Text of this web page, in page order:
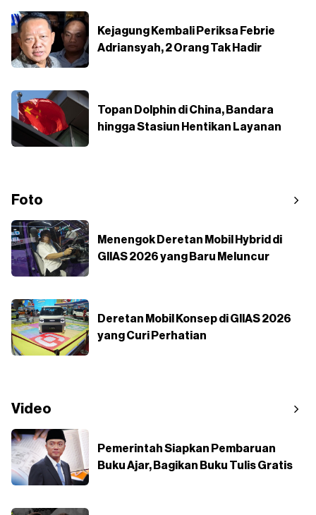
Kejagung Kembali Periksa Febrie
Adriansyah, 2 Orang Tak Hadir
Topan Dolphin di China, Bandara
hingga Stasiun Hentikan Layanan
Foto
Menengok Deretan Mobil Hybrid di
GIIAS 2026 yang Baru Meluncur
Deretan Mobil Konsep di GIIAS 2026
yang Curi Perhatian
Video
Pemerintah Siapkan Pembaruan
Buku Ajar, Bagikan Buku Tulis Gratis